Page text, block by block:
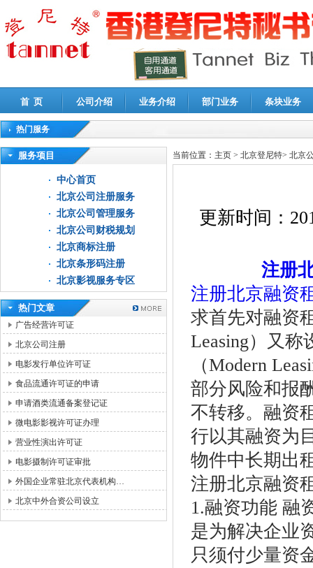
首 页 公司介绍 业务介绍 部门业务 条块业务
热门服务
高新技术企业认定审计|企业所得税汇算清缴申报鉴证
服务项目
中心首页
北京公司注册服务
北京公司管理服务
北京公司财税规划
北京商标注册
北京条形码注册
北京影视服务专区
热门文章
广告经营许可证
北京公司注册
电影发行单位许可证
食品流通许可证的申请
申请酒类流通备案登记证
微电影影视许可证办理
营业性演出许可证
电影摄制许可证审批
外国企业常驻北京代表机构…
北京中外合资公司设立
当前位置： 主页 > 北京登尼特> 北京
更新时间：
注册
注册北京融资
求首先对融资
Leasing）又称
（Modern
部分风险和报
不转移。融资
行以其融资为
物件中长期出
注册北京融资
1.融资功能 融
是为解决企业
只须付少量资